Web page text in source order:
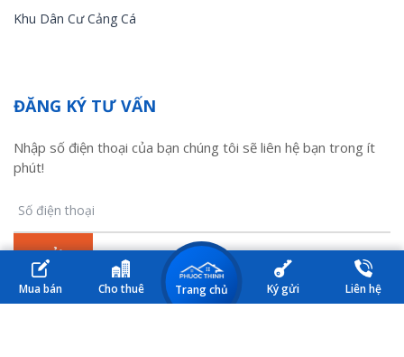
Mua bán Cho thuê Trang chủ Ký gửi Liên hệ
Khu Dân Cư Cảng Cá
ĐĂNG KÝ TƯ VẤN
Nhập số điện thoại của bạn chúng tôi sẽ liên hệ bạn trong ít
phút!